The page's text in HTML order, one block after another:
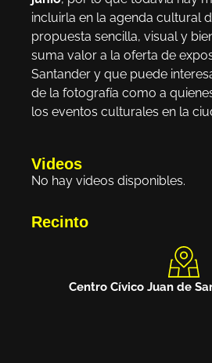
incluirla en la agenda cultural
propuesta sencilla, visual y
suma valor a la oferta de
Santander y que puede
de la fotografía como a
los eventos culturales en la
Videos
No hay videos disponibles.
Recinto
Centro Cívico Juan de